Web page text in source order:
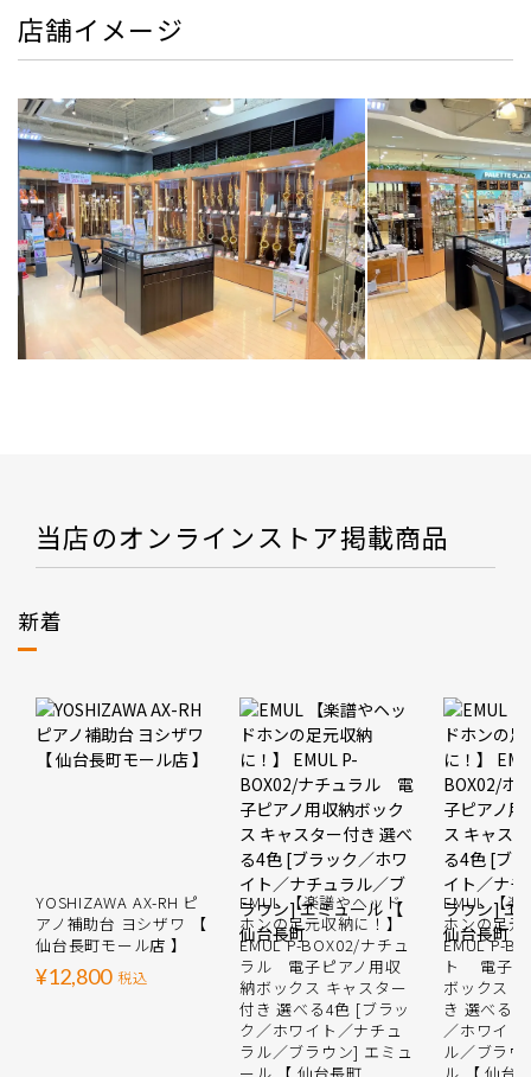
店舗イメージ
当店のオンラインストア掲載商品
新着
YOSHIZAWA AX-RH ピ
アノ補助台 ヨシザワ 【
仙台長町モール店 】
¥12,800 税込
EMUL 【楽譜やヘッド
ホンの足元収納に！】
EMUL P-BOX02/ナチュ
ラル 電子ピアノ用収
納ボックス キャスター
付き 選べる4色 [ブラッ
ク／ホワイト／ナチュ
ラル／ブラウン] エミュ
ール 【 仙台長町
EMUL 【楽
ホンの足元
EMUL P-
ト 電子ピ
ボックス
き 選べる4
／ホワイ
ル／ブラ
ル 【 仙台